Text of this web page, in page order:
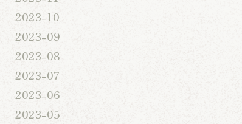
2023-10
2023-09
2023-08
2023-07
2023-06
2023-05